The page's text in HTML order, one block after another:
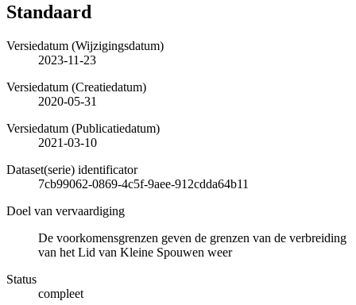
Standaard
Versiedatum (Wijzigingsdatum)
2023-11-23
Versiedatum (Creatiedatum)
2020-05-31
Versiedatum (Publicatiedatum)
2021-03-10
Dataset(serie) identificator
7cb99062-0869-4c5f-9aee-912cdda64b11
Doel van vervaardiging
De voorkomensgrenzen geven de grenzen van de verbreiding
van het Lid van Kleine Spouwen weer
Status
compleet